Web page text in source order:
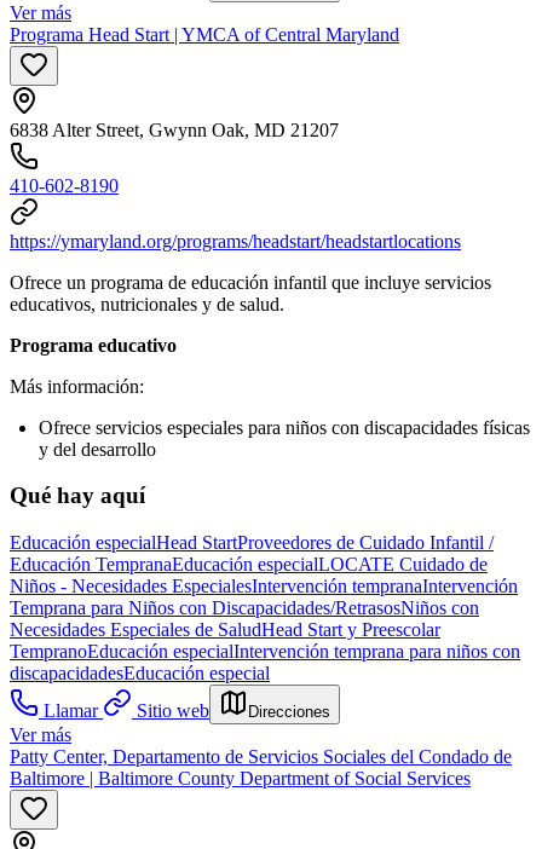
Ver más
Programa Head Start | YMCA of Central Maryland
6838 Alter Street, Gwynn Oak, MD 21207
410-602-8190
https://ymaryland.org/programs/headstart/headstartlocations
Ofrece un programa de educación infantil que incluye servicios
educativos, nutricionales y de salud.
Programa educativo
Más información:
Ofrece servicios especiales para niños con discapacidades físicas
y del desarrollo
Qué hay aquí
Educación especialHead StartProveedores de Cuidado Infantil /
Educación TempranaEducación especialLOCATE Cuidado de
Niños - Necesidades EspecialesIntervención tempranaIntervención
Temprana para Niños con Discapacidades/RetrasosNiños con
Necesidades Especiales de SaludHead Start y Preescolar
TempranoEducación especialIntervención temprana para niños con
discapacidadesEducación especial
Llamar
Sitio web Direcciones
Ver más
Patty Center, Departamento de Servicios Sociales del Condado de
Baltimore | Baltimore County Department of Social Services